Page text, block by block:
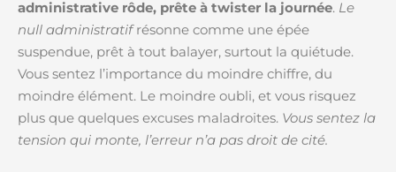
administrative rôde, prête à twister la journée. Le
null administratifrésonne comme une épée
suspendue, prêt à tout balayer, surtout la quiétude.
Vous sentez l’importance du moindre chiffre, du
moindre élément. Le moindre oubli, et vous risquez
plus que quelques excuses maladroites. Vous sentez la
tension qui monte, l’erreur n’a pas droit de cité.